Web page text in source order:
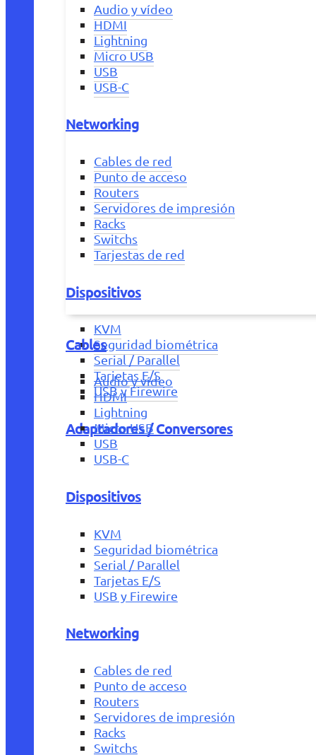
Audio y vídeo
HDMI
Lightning
Micro USB
USB
USB-C
Networking
Cables de red
Punto de acceso
Routers
Servidores de impresión
Racks
Switchs
Tarjestas de red
Dispositivos
KVM
Seguridad biométrica
Serial / Parallel
Tarjetas E/S
USB y Firewire
Adaptadores / Conversores
Cables
Audio y vídeo
HDMI
Lightning
Micro USB
USB
USB-C
Dispositivos
KVM
Seguridad biométrica
Serial / Parallel
Tarjetas E/S
USB y Firewire
Networking
Cables de red
Punto de acceso
Routers
Servidores de impresión
Racks
Switchs